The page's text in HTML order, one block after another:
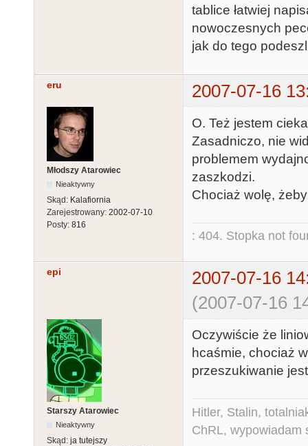
tablice łatwiej
nowoczesnych
jak do tego
eru 2007-07-16
Młodszy Atarowiec
Nieaktywny
Skąd: Kalafiornia
Zarejestrowany: 2002-07-10
Posty: 816
O. Też jestem
Zasadniczo, nie
problemem
zaszkodzi.
Chociaż wolę,
: 404. Stopka not
epi
2007-07-16
(2007-07-16
Starszy Atarowiec
Nieaktywny
Skąd: ja tutejszy
Oczywiście że
hcaśmie, chociaż
przeszukiwanie
Hitler, Stalin,
ChRL, wypowiadam